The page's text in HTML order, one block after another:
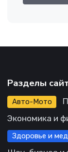
Разделы
Авто-Мото
Экономика и
Здоровье и